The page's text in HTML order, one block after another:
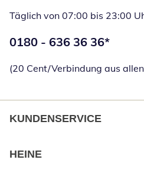
Täglich von 07:00 bis 23:00
Telefonnummer:
0180 - 636 36 36*
(20 Cent/Verbindung aus
KUNDENSERVICE
HEINE